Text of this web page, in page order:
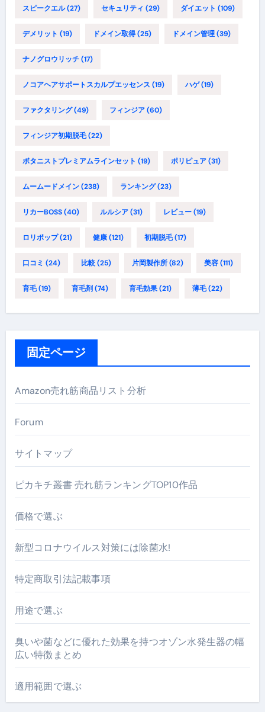
スピークエル(27) セキュリティ (29) ダイエット (109)
デメリット (19) ドメイン取得(25) ドメイン管理(39)
ナノグロウリッチ(17)
ノコアヘアサポートスカルプエッセンス (19) ハゲ(19)
ファクタリング(49) フィンジア(60)
フィンジア初期脱毛(22)
ボタニストプレミアムラインセット (19) ポリピュア(31)
ムームードメイン(238) ランキング(23)
リカーBOSS(40) ルルシア(31) レビュー(19)
ロリポップ(21) 健康(121) 初期脱毛(17)
口コミ (24) 比較(25) 片岡製作所(82) 美容(111)
育毛(19) 育毛剤 (74) 育毛効果(21) 薄毛(22)
固定ページ
Amazon売れ筋商品リスト分析
Forum
サイトマップ
ピカキチ叢書 売れ筋ランキングTOP10作品
価格で選ぶ
新型コロナウイルス対策には除菌水!
特定商取引法記載事項
用途で選ぶ
臭いや菌などに優れた効果を持つオゾン水発生器の幅
広い特徴まとめ
適用範囲で選ぶ